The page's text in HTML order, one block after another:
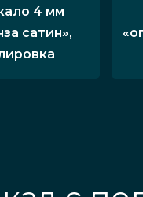
4 мм
сатин»,